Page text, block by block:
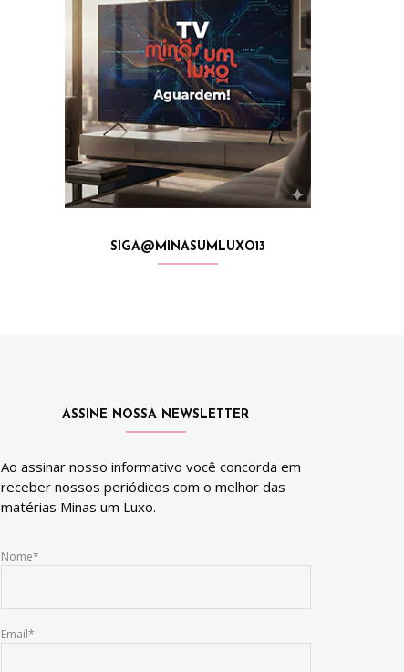
SIGA@MINASUMLUXO13
ASSINE NOSSA NEWSLETTER
Ao assinar nosso informativo você concorda em
receber nossos periódicos com o melhor das
matérias Minas um Luxo.
Nome*
Email*